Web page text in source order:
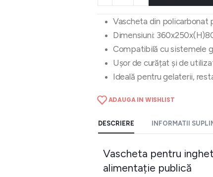
Vascheta din
Dimensiuni:
Compatibilă cu sistemele
Ușor de curățat și de
Ideală pentru gelaterii,
ADAUGA IN WISHLIST
DESCRIERE INFORMATII
Vascheta pentru
alimentație publică